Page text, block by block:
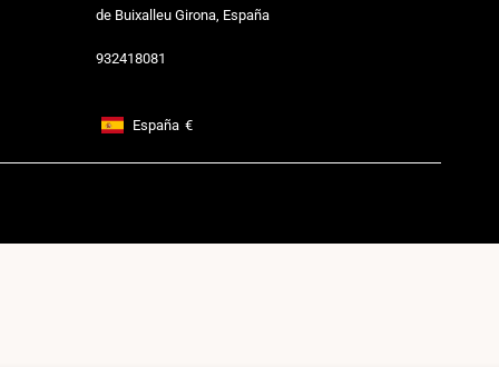
de Buixalleu Girona, España
932418081
Footer: España, €
España €